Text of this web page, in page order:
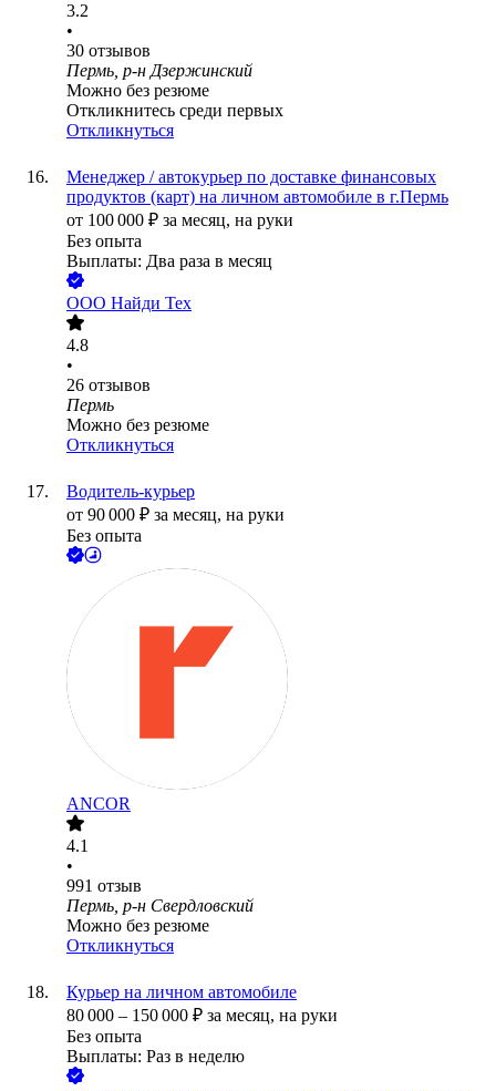
3.2
•
30 отзывов
Пермь, р-н Дзержинский
Можно без резюме
Откликнитесь среди первых
Откликнуться
Менеджер / автокурьер по доставке финансовых
продуктов (карт) на личном автомобиле в г.Пермь
от 100 000 ₽ за месяц, на руки
Без опыта
Выплаты: Два раза в месяц
ООО Найди Тех
4.8
•
26 отзывов
Пермь
Можно без резюме
Откликнуться
Водитель-курьер
от 90 000 ₽ за месяц, на руки
Без опыта
ANCOR
4.1
•
991 отзыв
Пермь, р-н Свердловский
Можно без резюме
Откликнуться
Курьер на личном автомобиле
80 000 – 150 000 ₽ за месяц, на руки
Без опыта
Выплаты: Раз в неделю